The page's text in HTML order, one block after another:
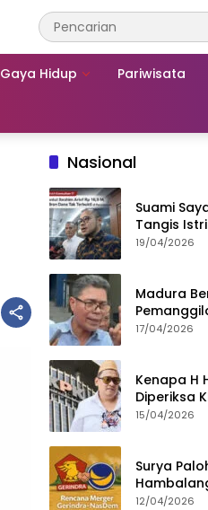
Gaya Hidup Pariwisata
Nasional
Suami
Tangis
Nadiem
19/04/2026
Madura
17/04/2026
Kenapa H
Diperiksa
15/04/2026
Surya
12/04/2026